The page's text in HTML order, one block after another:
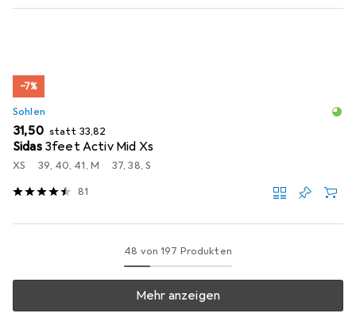
−7%
Sohlen
EUR
31,50 statt EUR
33,82
Sidas 3feet Activ Mid Xs
XS 39, 40, 41, M 37, 38, S
81
48 von 197 Produkten
Mehr anzeigen